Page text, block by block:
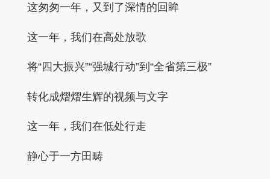
这匆匆一年，又到了深情的回眸
这一年，我们在高处放歌
将“四大振兴”“强城行动”到“全省第三极”
转化成熠熠生辉的视频与文字
这一年，我们在低处行走
静心于一方田畴